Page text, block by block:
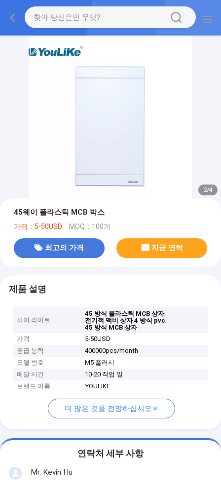
2/4
45웨이 플라스틱 MCB 박스
가격：5-50USD MOQ：100개
최고의 가격 지금 연락
제품 설명
하이 라이트
45 방식 플라스틱 MCB 상자,
전기적 맥비 상자 4 방식 pvc,
45 방식 MCB 상자
가격
5-50USD
공급 능력
400000pcs/month
모델 번호
M5 플러시
배달 시간
10-20 작업 일
브랜드 이름
YOULIKE
더 많은 것을 전망하십시오
연락처 세부 사항
Mr. Kevin Hu